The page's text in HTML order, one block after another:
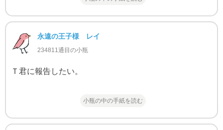
永遠の王子様 レイ
234811通目の小瓶
Ｔ君に報告したい。
小瓶の中の手紙を読む